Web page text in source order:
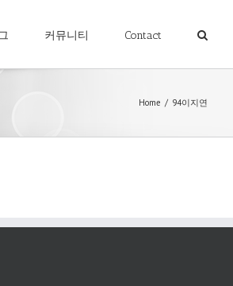
커뮤니티 Contact
Home / 94이지연